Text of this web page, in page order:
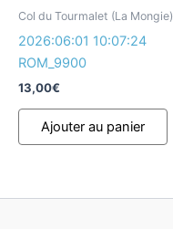
Col du Tourmalet (La Mongie)
2026:06:01 10:07:24
ROM_9900
13,00€
Ajouter au panier